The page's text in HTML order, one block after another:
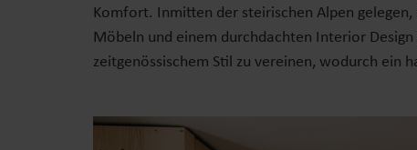
Komfort. Inmitten der steirischen Alpen
Möbeln und einem durchdachten Interior
zeitgenössischem Stil zu vereinen, wodurch ein